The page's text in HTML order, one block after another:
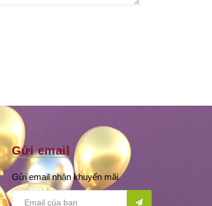
Gửi email
Gửi email nhận khuyến mãi